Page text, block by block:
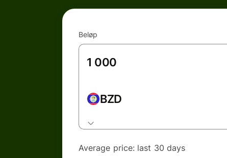
Beløp
BZD
Average price: last 30 days